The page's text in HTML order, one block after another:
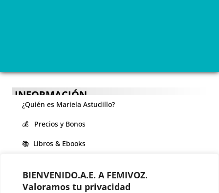
BIENVENIDO.A.E. A FEMIVOZ.
Valoramos tu privacidad
INFORMACIÓN
¿Quién es Mariela Astudillo?
💰 Precios y Bonos
📚 Libros & Ebooks
🏆 Cursos y Masterclass